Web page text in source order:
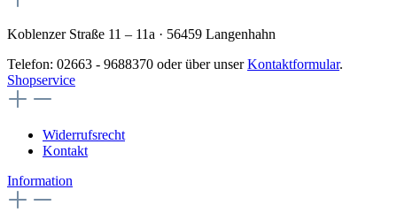
Koblenzer Straße 11 – 11a · 56459 Langenhahn
Telefon: 02663 - 9688370 oder über unserKontaktformular.
Shopservice
Widerrufsrecht
Kontakt
Information